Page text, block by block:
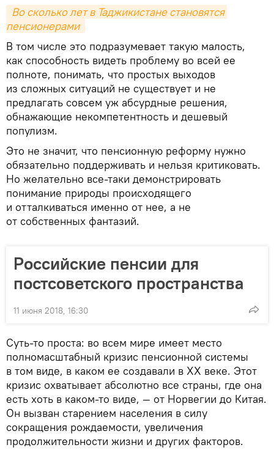
пенсионерами
В том числе это подразумевает такую малость,
как способность видеть проблему во всей ее
полноте, понимать, что простых выходов
из сложных ситуаций не существует и не
предлагать совсем уж абсурдные решения,
обнажающие некомпетентность и дешевый
популизм.
Это не значит, что пенсионную реформу нужно
обязательно поддерживать и нельзя критиковать.
Но желательно все-таки демонстрировать
понимание природы происходящего
и отталкиваться именно от нее, а не
от собственных фантазий.
Российские пенсии для
постсоветского пространства
11 июня 2018, 16:30
Суть-то проста: во всем мире имеет место
полномасштабный кризис пенсионной системы
в том виде, в каком ее создавали в XX веке. Этот
кризис охватывает абсолютно все страны, где она
есть хоть в каком-то виде, — от Норвегии до Китая.
Он вызван старением населения в силу
сокращения рождаемости, увеличения
продолжительности жизни и других факторов.